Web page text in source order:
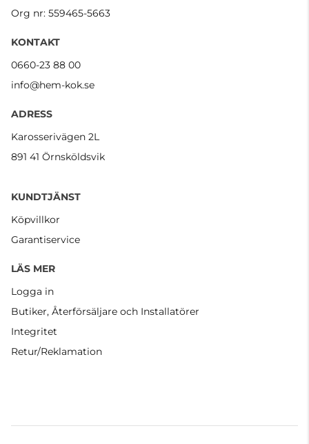
Org nr: 559465-5663
KONTAKT
0660-23 88 00
info@hem-kok.se
ADRESS
Karosserivägen 2L
891 41 Örnsköldsvik
KUNDTJÄNST
Köpvillkor
Garantiservice
LÄS MER
Logga in
Butiker, Återförsäljare och Installatörer
Integritet
Retur/Reklamation